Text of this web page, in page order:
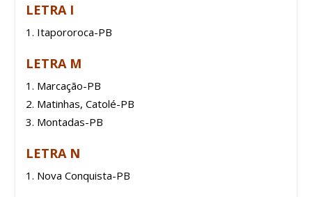
LETRA I
Itapororoca-PB
LETRA M
Marcação-PB
Matinhas, Catolé-PB
Montadas-PB
LETRA N
Nova Conquista-PB